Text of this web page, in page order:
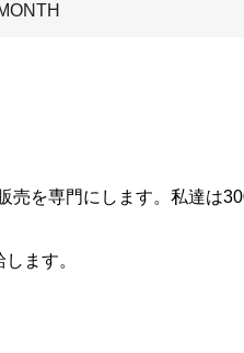
売を専門にします。私達は
ます。